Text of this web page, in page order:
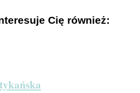
Cię również: